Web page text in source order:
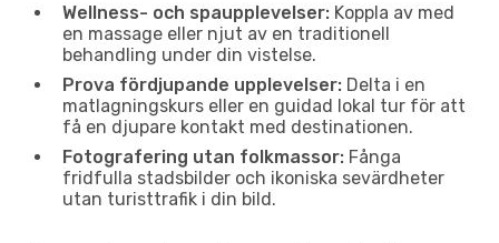
Wellness- och spaupplevelser: Koppla av med
en massage eller njut av en traditionell
behandling under din vistelse.
Prova fördjupande upplevelser: Delta i en
matlagningskurs eller en guidad lokal tur för att
få en djupare kontakt med destinationen.
Fotografering utan folkmassor: Fånga
fridfulla stadsbilder och ikoniska sevärdheter
utan turisttrafik i din bild.